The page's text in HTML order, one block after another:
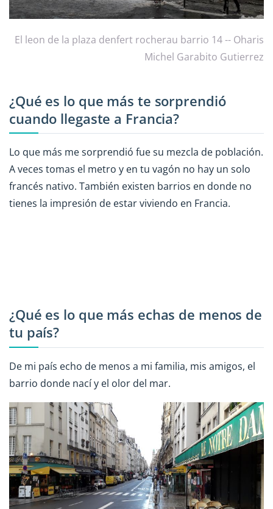
El leon de la plaza denfert rocherau barrio 14 -- Oharis
Michel Garabito Gutierrez
¿Qué es lo que más te sorprendió
cuando llegaste a Francia?
Lo que más me sorprendió fue su mezcla de población.
A veces tomas el metro y en tu vagón no hay un solo
francés nativo. También existen barrios en donde no
tienes la impresión de estar viviendo en Francia.
¿Qué es lo que más echas de menos de
tu país?
De mi país echo de menos a mi familia, mis amigos, el
barrio donde nací y el olor del mar.